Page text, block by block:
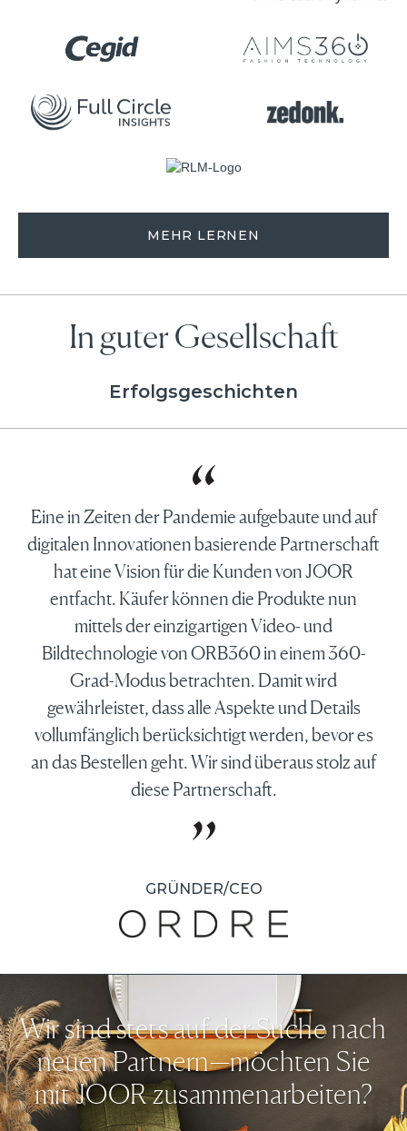
MEHR LERNEN
In guter Gesellschaft
Erfolgsgeschichten
Eine in Zeiten der Pandemie aufgebaute und auf
digitalen Innovationen basierende Partnerschaft
hat eine Vision für die Kunden von JOOR
entfacht. Käufer können die Produkte nun
mittels der einzigartigen Video- und
Bildtechnologie von ORB360 in einem 360-
Grad-Modus betrachten. Damit wird
gewährleistet, dass alle Aspekte und Details
vollumfänglich berücksichtigt werden, bevor es
an das Bestellen geht. Wir sind überaus stolz auf
diese Partnerschaft.
GRÜNDER/CEO
Wir sind stets auf der Suche nach
neuen Partnern—möchten Sie
mit JOOR zusammenarbeiten?